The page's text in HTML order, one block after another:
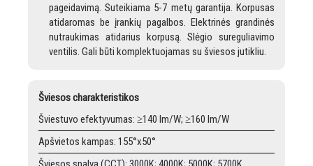
pageidavimą. Suteikiama 5-7 metų garantija. Korpusas
atidaromas be įrankių pagalbos. Elektrinės grandinės
nutraukimas atidarius korpusą. Slėgio sureguliavimo
ventilis. Gali būti komplektuojamas su šviesos jutikliu.
Šviesos charakteristikos
Šviestuvo efektyvumas: ≥140 lm/W; ≥160 lm/W
Apšvietos kampas: 155°x50°